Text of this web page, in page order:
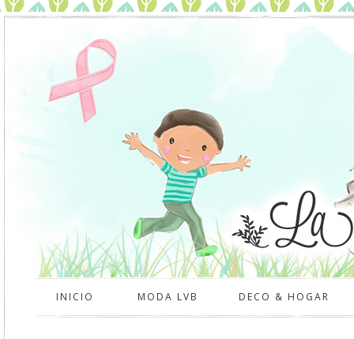
INICIO MODA LVB DECO & HOGAR